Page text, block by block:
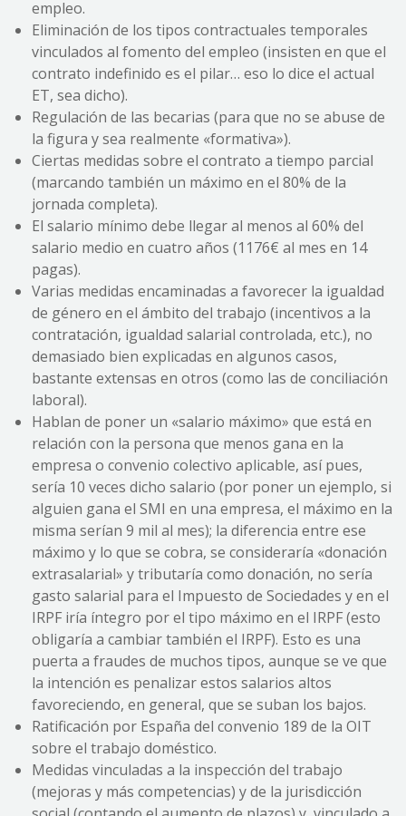
empleo.
Eliminación de los tipos contractuales temporales
vinculados al fomento del empleo (insisten en que el
contrato indefinido es el pilar… eso lo dice el actual
ET, sea dicho).
Regulación de las becarias (para que no se abuse de
la figura y sea realmente «formativa»).
Ciertas medidas sobre el contrato a tiempo parcial
(marcando también un máximo en el 80% de la
jornada completa).
El salario mínimo debe llegar al menos al 60% del
salario medio en cuatro años (1176€ al mes en 14
pagas).
Varias medidas encaminadas a favorecer la igualdad
de género en el ámbito del trabajo (incentivos a la
contratación, igualdad salarial controlada, etc.), no
demasiado bien explicadas en algunos casos,
bastante extensas en otros (como las de conciliación
laboral).
Hablan de poner un «salario máximo» que está en
relación con la persona que menos gana en la
empresa o convenio colectivo aplicable, así pues,
sería 10 veces dicho salario (por poner un ejemplo, si
alguien gana el SMI en una empresa, el máximo en la
misma serían 9 mil al mes); la diferencia entre ese
máximo y lo que se cobra, se consideraría «donación
extrasalarial» y tributaría como donación, no sería
gasto salarial para el Impuesto de Sociedades y en el
IRPF iría íntegro por el tipo máximo en el IRPF (esto
obligaría a cambiar también el IRPF). Esto es una
puerta a fraudes de muchos tipos, aunque se ve que
la intención es penalizar estos salarios altos
favoreciendo, en general, que se suban los bajos.
Ratificación por España del convenio 189 de la OIT
sobre el trabajo doméstico.
Medidas vinculadas a la inspección del trabajo
(mejoras y más competencias) y de la jurisdicción